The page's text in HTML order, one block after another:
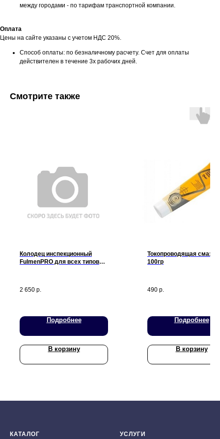
между городами - по тарифам транспортной компании.
Оплата
Цены на сайте указаны с учетом НДС 20%.
Способ оплаты: по безналичному расчету. Счет для оплаты
действителен в течение 3х рабочих дней.
Смотрите также
Колодец инспекционный
FulmenPRO для всех типов
2 650 р.
Подробнее
В корзину
Токопроводящая смазка
100гр
490 р.
Подробнее
В корзину
КАТАЛОГ УСЛУГИ